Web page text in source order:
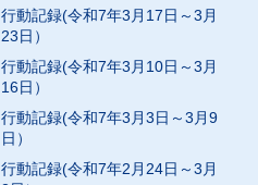
行動記録(令和7年3月17日～3月
23日）
行動記録(令和7年3月10日～3月
16日）
行動記録(令和7年3月3日～3月9
日）
行動記録(令和7年2月24日～3月